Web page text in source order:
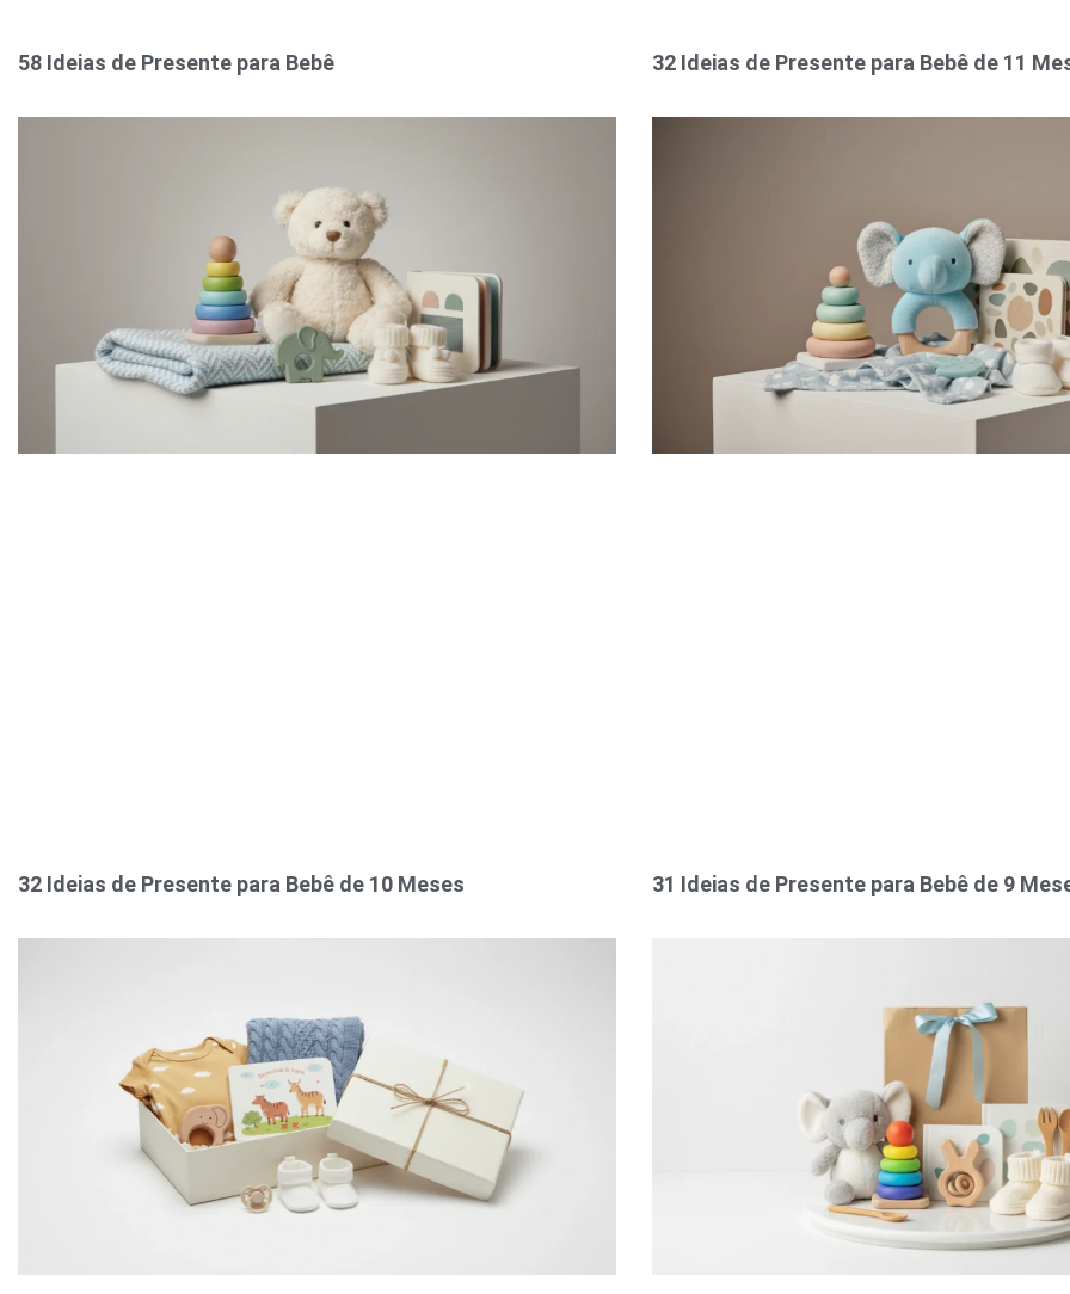
58 Ideias de Presente para Bebê 32 Ideias de Presente para Bebê de 11
32 Ideias de Presente para Bebê de 10 Meses 31 Ideias de Presente para Bebê de 9